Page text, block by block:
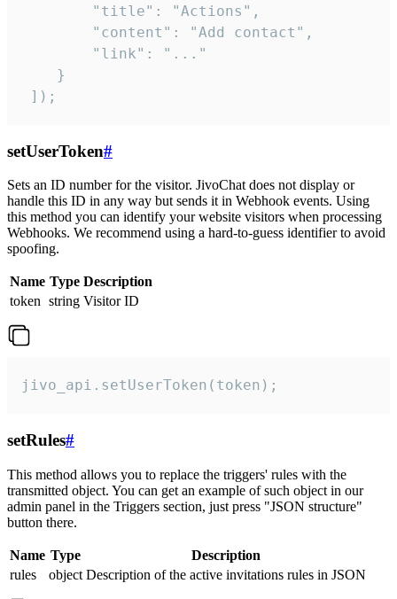
        "title": "Actions",
        "content": "Add contact",
        "link": "..."
    }
]);
setUserToken#
Sets an ID number for the visitor. JivoChat does not display or
handle this ID in any way but sends it in Webhook events. Using
this method you can identify your website visitors when processing
Webhooks. We recommend using a hard-to-guess identifier to avoid
spoofing.
Name Type Description
token string Visitor ID
jivo_api.setUserToken(token);
setRules#
This method allows you to replace the triggers' rules with the
transmitted object. You can get an example of such object in our
admin panel in the Triggers section, just press "JSON structure"
button there.
Name Type
Description
rules
object Description of the active invitations rules in JSON